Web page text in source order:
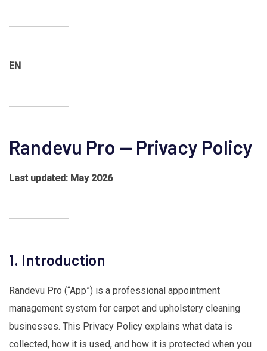
EN
Randevu Pro — Privacy Policy
Last updated: May 2026
1. Introduction
Randevu Pro (“App”) is a professional appointment
management system for carpet and upholstery cleaning
businesses. This Privacy Policy explains what data is
collected, how it is used, and how it is protected when you